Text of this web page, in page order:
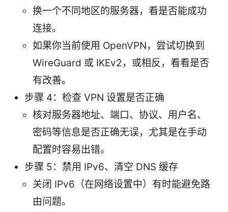
换一个不同地区的服务器，看是否能成功
连接。
如果你当前使用 OpenVPN，尝试切换到
WireGuard 或 IKEv2，或相反，看看是否
有改善。
步骤 4：检查 VPN 设置是否正确
核对服务器地址、端口、协议、用户名、
密码等信息是否正确无误，尤其是在手动
配置时容易出错。
步骤 5：禁用 IPv6、清空 DNS 缓存
关闭 IPv6（在网络设置中）有时能避免路
由问题。